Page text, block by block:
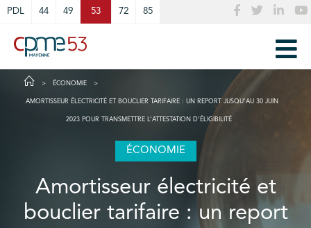
PDL 44 49 53 72 85
ÉCONOMIE
AMORTISSEUR ÉLECTRICITÉ ET BOUCLIER TARIFAIRE : UN REPORT JUSQU’AU 30 JUIN
2023 POUR TRANSMETTRE L’ATTESTATION D’ÉLIGIBILITÉ
ÉCONOMIE
Amortisseur électricité et
bouclier tarifaire : un report
Cookies management panel